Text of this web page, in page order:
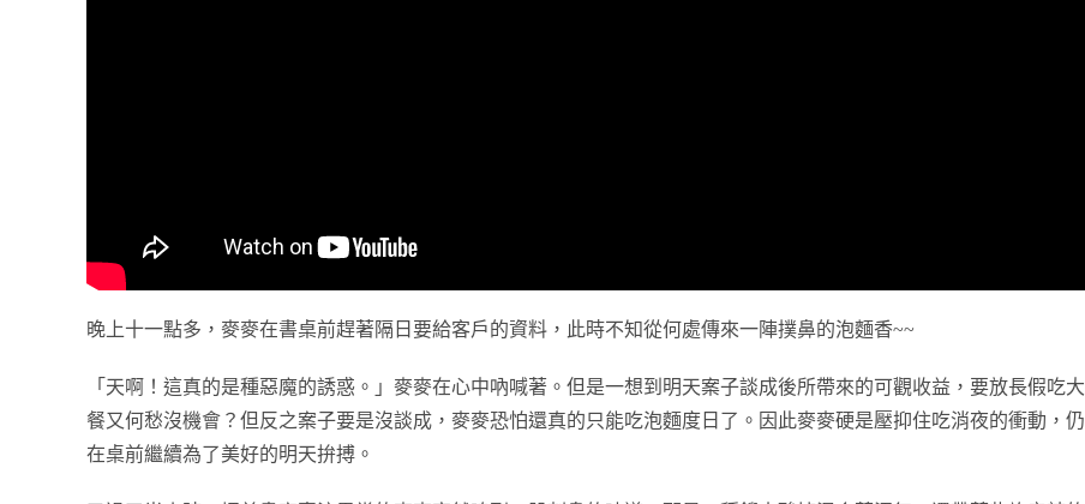
晚上十一點多，麥麥在書桌前趕著隔日要給客戶的資料，此時不知從何處傳來一陣撲鼻的泡麵香~~
「天啊！這真的是種惡魔的誘惑。」麥麥在心中吶喊著。但是一想到明天案子談成後所帶來的可觀收益，要放長假吃大
餐又何愁沒機會？但反之案子要是沒談成，麥麥恐怕還真的只能吃泡麵度日了。因此麥麥硬是壓抑住吃消夜的衝動，仍
在桌前繼續為了美好的明天拚搏。